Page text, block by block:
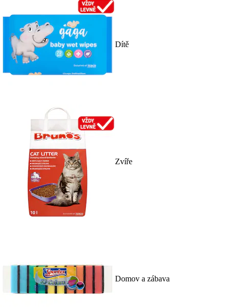
Dítě
Zvíře
Domov a zábava